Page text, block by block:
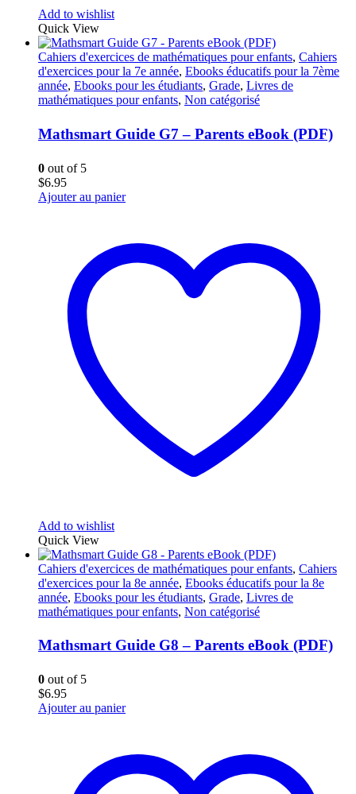
Add to wishlist
Quick View
Cahiers d'exercices de mathématiques pour enfants, Cahiers
d'exercices pour la 7e année, Ebooks éducatifs pour la 7ème
année, Ebooks pour les étudiants, Grade, Livres de
mathématiques pour enfants, Non catégorisé
Mathsmart Guide G7 – Parents eBook (PDF)
0 out of 5
$6.95
Ajouter au panier
Add to wishlist
Quick View
Cahiers d'exercices de mathématiques pour enfants, Cahiers
d'exercices pour la 8e année, Ebooks éducatifs pour la 8e
année, Ebooks pour les étudiants, Grade, Livres de
mathématiques pour enfants, Non catégorisé
Mathsmart Guide G8 – Parents eBook (PDF)
0 out of 5
$6.95
Ajouter au panier